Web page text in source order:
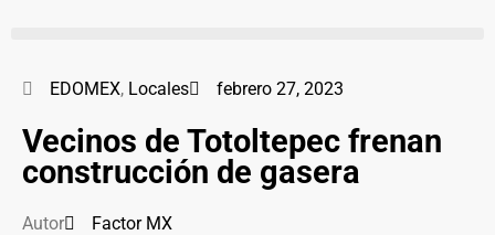
EDOMEX, Locales febrero 27, 2023
Vecinos de Totoltepec frenan
construcción de gasera
Autor Factor MX